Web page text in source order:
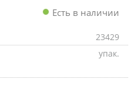
Есть в наличии
23429
упак.